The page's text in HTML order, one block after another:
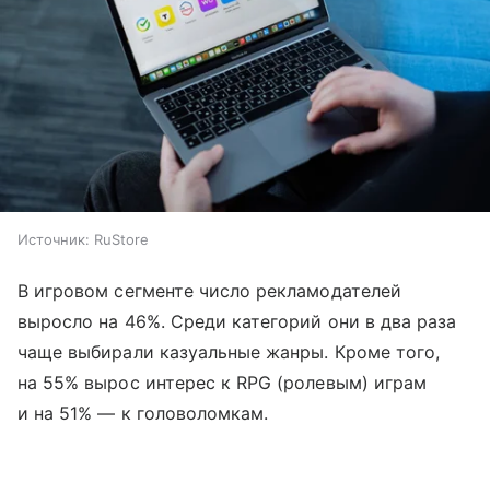
Источник: RuStore
В игровом сегменте число рекламодателей
выросло на 46%. Среди категорий они в два раза
чаще выбирали казуальные жанры. Кроме того,
на 55% вырос интерес к RPG (ролевым) играм
и на 51% — к головоломкам.